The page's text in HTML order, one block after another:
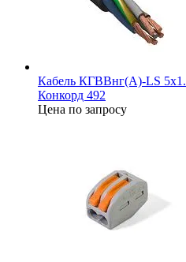
Кабель КГВВнг(А)-LS
Конкорд 492
Цена по запросу